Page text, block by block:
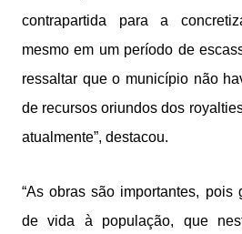
contrapartida para a
mesmo em um período de
ressaltar que o município não
de recursos oriundos dos
atualmente”, destacou.
“As obras são importantes, pois
de vida à população, que